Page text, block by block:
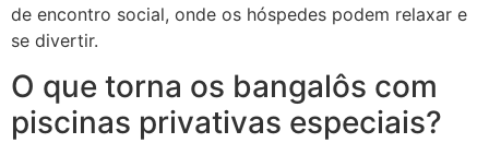
de encontro social, onde os hóspedes podem relaxar e
se divertir.
O que torna os bangalôs com
piscinas privativas especiais?